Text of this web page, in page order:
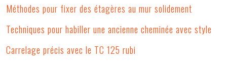
Méthodes pour fixer des étagères au mur solidement
Techniques pour habiller une ancienne cheminée avec style
Carrelage précis avec le TC 125 rubi